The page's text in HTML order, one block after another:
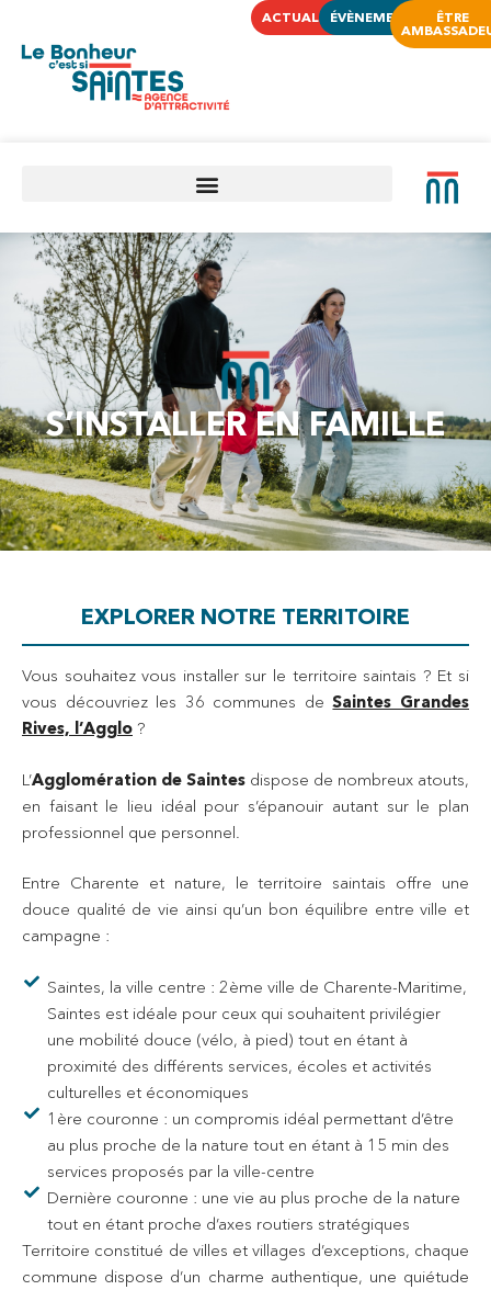
ACTUALITÉSÉVÈNEMENTS
ÊTRE
S’INSTALLER EN FAMILLE
EXPLORER NOTRE TERRITOIRE
Vous souhaitez vous installer sur le territoire saintais ? Et si
vous découvriez les 36 communes deSaintes Grandes
Rives, l’Agglo ?
L’Agglomération de Saintes dispose de nombreux atouts,
en faisant le lieu idéal pour s’épanouir autant sur le plan
professionnel que personnel.
Entre Charente et nature, le territoire saintais offre une
douce qualité de vie ainsi qu’un bon équilibre entre ville et
campagne :
Saintes, la ville centre : 2ème ville de Charente-Maritime,
Saintes est idéale pour ceux qui souhaitent privilégier
une mobilité douce (vélo, à pied) tout en étant à
proximité des différents services, écoles et activités
culturelles et économiques
1ère couronne : un compromis idéal permettant d’être
au plus proche de la nature tout en étant à 15 min des
services proposés par la ville-centre
Dernière couronne : une vie au plus proche de la nature
tout en étant proche d’axes routiers stratégiques
Territoire constitué de villes et villages d’exceptions, chaque
commune dispose d’un charme authentique, une quiétude